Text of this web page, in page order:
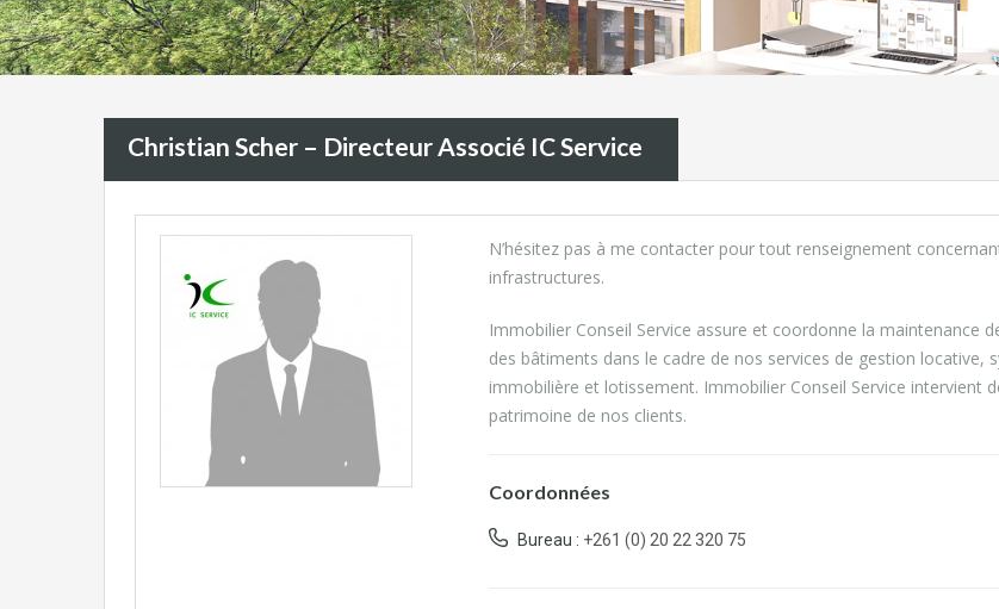
Christian Scher – Directeur Associé IC Service
N’hésitez pas à me contacter pour tout renseignement
infrastructures.
Immobilier Conseil Service assure et coordonne la maintenance
des bâtiments dans le cadre de nos services de gestion
immobilière et lotissement. Immobilier Conseil Service intervient
patrimoine de nos clients.
Coordonnées
Bureau : +261 (0) 20 22 320 75